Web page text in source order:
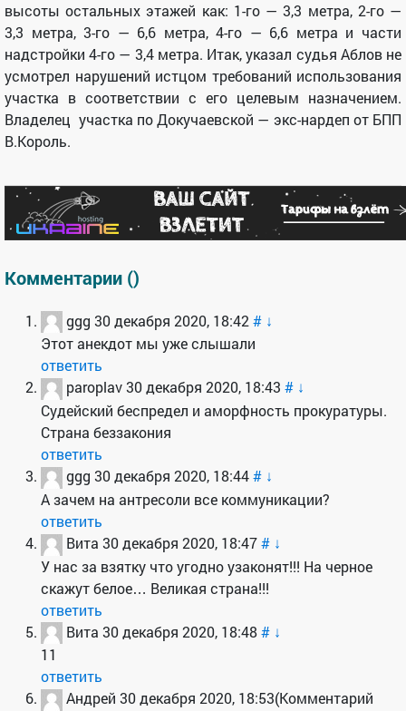
высоты остальных этажей как: 1-го — 3,3 метра, 2-го —
3,3 метра, 3-го — 6,6 метра, 4-го — 6,6 метра и части
надстройки 4-го — 3,4 метра. Итак, указал судья Аблов не
усмотрел нарушений истцом требований использования
участка в соответствии с его целевым назначением.
Владелец участка по Докучаевской — экс-нардеп от БПП
В.Король.
Комментарии ()
ggg 30 декабря 2020, 18:42 # ↓
Этот анекдот мы уже слышали
ответить
paroplav30 декабря 2020, 18:43 # ↓
Судейский беспредел и аморфность прокуратуры.
Страна беззакония
ответить
ggg 30 декабря 2020, 18:44# ↓
А зачем на антресоли все коммуникации?
ответить
Вита 30 декабря 2020, 18:47# ↓
У нас за взятку что угодно узаконят!!! На черное
скажут белое… Великая страна!!!
ответить
Вита 30 декабря 2020, 18:48# ↓
11
ответить
Андрей 30 декабря 2020, 18:53(Комментарий